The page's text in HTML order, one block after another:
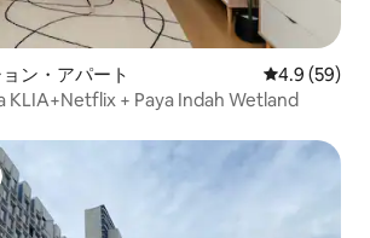
ン・アパート レビュー59
4.9 (59)
KLIA+Netflix + Paya Indah Wetland